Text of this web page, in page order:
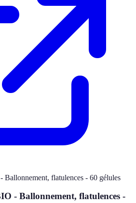
- Ballonnement, flatulences -